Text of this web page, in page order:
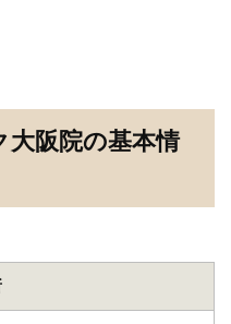
大阪院の基本情